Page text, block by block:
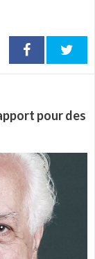
pour des